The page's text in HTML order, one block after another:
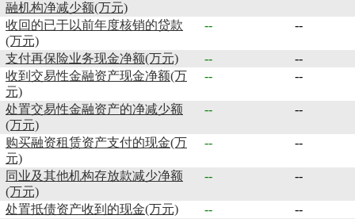
融机构净减少额(万元)
收回的已于以前年度核销的贷款
(万元)
-- --
支付再保险业务现金净额(万元) --
--
收到交易性金融资产现金净额(万
元)
-- --
处置交易性金融资产的净减少额
(万元)
-- --
购买融资租赁资产支付的现金(万
元)
-- --
同业及其他机构存放款减少净额
(万元)
-- --
处置抵债资产收到的现金(万元) --
--